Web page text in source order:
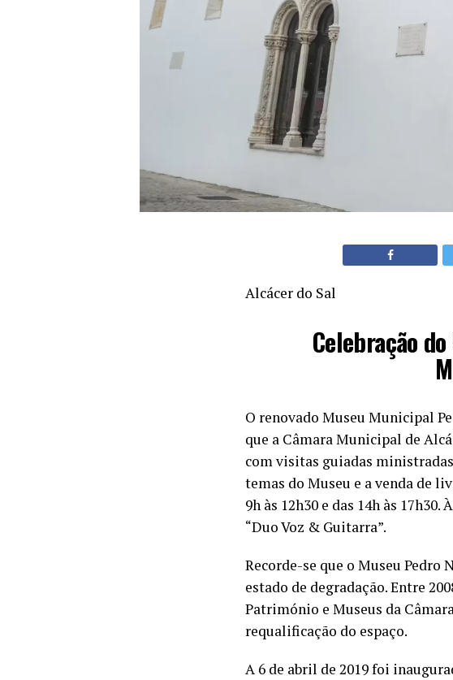
Alcácer do Sal
Celebração
O renovado Museu Municipal
que a Câmara Municipal de
com visitas guiadas
temas do Museu e a venda de
9h às 12h30 e das 14h às
“Duo Voz & Guitarra”.
Recorde-se que o Museu Pedro
estado de degradação. Entre
Património e Museus da
requalificação do espaço.
A 6 de abril de 2019 foi